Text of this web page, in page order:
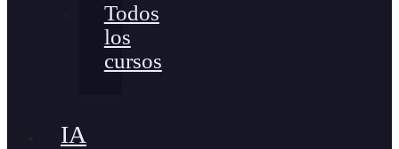
Todos
los
cursos
IA